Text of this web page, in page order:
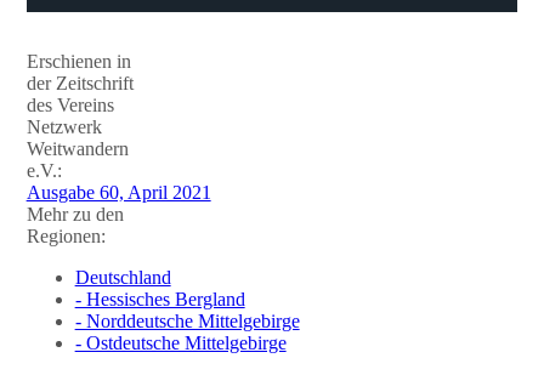
Erschienen in
der Zeitschrift
des Vereins
Netzwerk
Weitwandern
e.V.:
Ausgabe 60, April 2021
Mehr zu den
Regionen:
Deutschland
- Hessisches Bergland
- Norddeutsche Mittelgebirge
- Ostdeutsche Mittelgebirge